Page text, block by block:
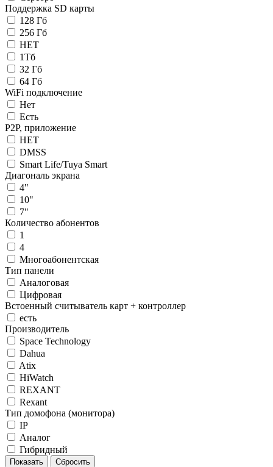
Поддержка SD карты
128 Гб
256 Гб
НЕТ
1Тб
32 Гб
64 Гб
WiFi подключение
Нет
Есть
P2P, приложение
НЕТ
DMSS
Smart Life/Tuya Smart
Диагональ экрана
4"
10"
7"
Количество абонентов
1
4
Многоабонентская
Тип панели
Аналоговая
Цифровая
Встоенный считыватель карт + контроллер
есть
Производитель
Space Technology
Dahua
Atix
HiWatch
REXANT
Rexant
Тип домофона (монитора)
IP
Аналог
Гибридный